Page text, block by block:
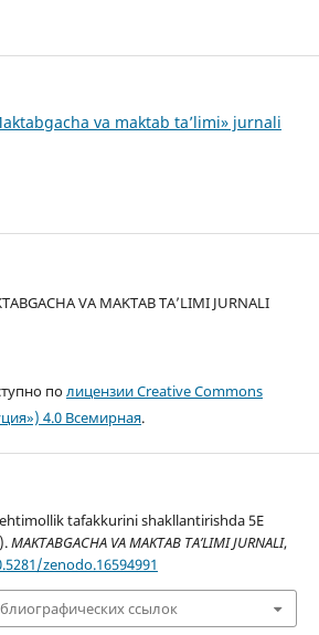
va maktab ta’limi» jurnali
VA MAKTAB TA’LIMI JURNALI
полицензии Creative Commons
4.0 Всемирная.
tafakkurini shakllantirishda 5E
MAKTABGACHA VA MAKTAB TA’LIMI JURNALI,
zenodo.16594991
ссылок